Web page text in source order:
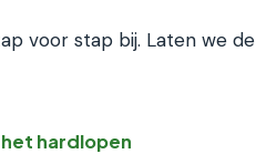
voor stap bij. Laten we de
hardlopen